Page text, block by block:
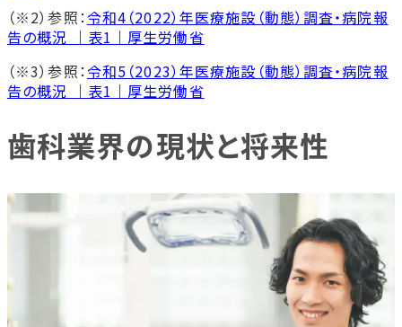
（※2）参照：令和4（2022）年医療施設（動態）調査・病院報
告の概況 ｜表1｜厚生労働省
（※3）参照：令和5（2023）年医療施設（動態）調査・病院報
告の概況 ｜表1｜厚生労働省
歯科業界の現状と将来性